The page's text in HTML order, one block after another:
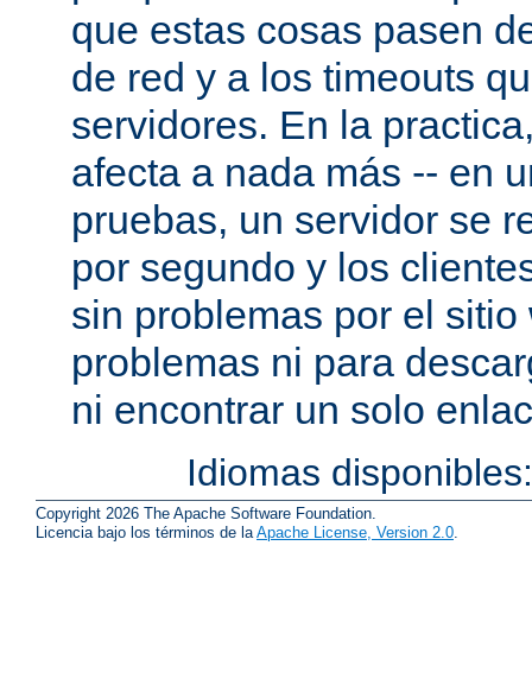
que estas cosas pasen
de red y a los timeouts
servidores. En la
afecta a nada más -- en
pruebas, un servidor se
por segundo y los
sin problemas por el
problemas ni para
ni encontrar un solo
Idiomas
Copyright 2026 The Apache Software Foundation.
Licencia bajo los términos de la Apache License, Version 2.0